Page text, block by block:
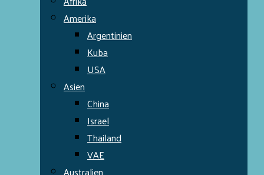
Amerika
Argentinien
Kuba
USA
Asien
China
Israel
Thailand
VAE